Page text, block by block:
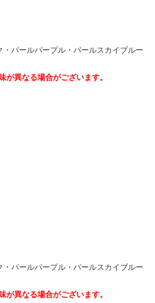
パールパープル・パールスカイブルー
異なる場合がございます。
パールパープル・パールスカイブルー
異なる場合がございます。